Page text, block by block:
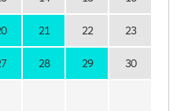
21 22 23
28 29 30